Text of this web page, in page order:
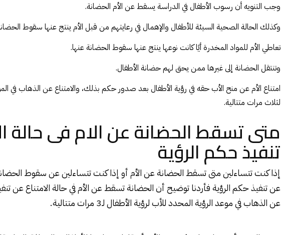
وجب التنويه أن رسوب الأطفال في الدراسة يسقط عن الأم الحضانة.
وكذلك الحالة الصحية السيئة للأطفال والإهمال في رعايتهم من قبل الأم ينتج عنها سقوط
تعاطي الأم للمواد المخدرة أيًا كانت نوعها ينتج عنها سقوط الحضانة عنها.
وتنتقل الحضانة إلى غيرها ممن يحق لهم حضانة الأطفال.
امتناع الأم عن منح الأب حقه في رؤية الأطفال بعد صدور حكم بذلك، والامتناع عن الذهاب في
لثلاث مرات متتالية.
متى تسقط الحضانة عن الام فى حالة
تنفيذ حكم الرؤية
إذا كنت تتساءلين متى تسقط الحضانةعن الأم أو إذا كنت تتساءلين عن سقوط
عن تنفيذ حكم الرؤية فأردنا توضيح أن الحضانة تسقط عن الأم في حالة الامتناع عن
عن الذهاب في موعد الرؤية المحدد للأب لرؤية الأطفال لـ3 مرات متتالية.